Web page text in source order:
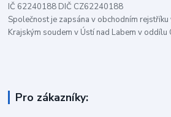
IČ 62240188 DIČ CZ62240188
Společnost je zapsána v obchodním rejstříku
Krajským soudem v Ústí nad Labem v oddílu
Pro zákazníky: